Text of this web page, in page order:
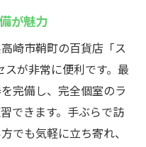
が魅力
崎市鞘町の百貨店「ス
が非常に便利です。最
完備し、完全個室のラ
できます。手ぶらで訪
でも気軽に立ち寄れ、